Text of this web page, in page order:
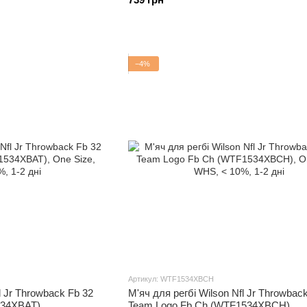
Jr Throwback Fb 32
−4%
Артикул: WTF1534XBCH
М'яч для регбі Wilson Nfl Jr